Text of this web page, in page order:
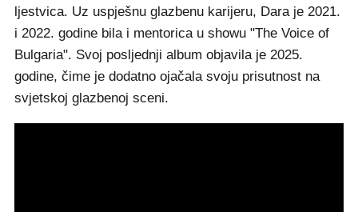
ljestvica. Uz uspješnu glazbenu karijeru, Dara je 2021.
i 2022. godine bila i mentorica u showu "The Voice of
Bulgaria". Svoj posljednji album objavila je 2025.
godine, čime je dodatno ojačala svoju prisutnost na
svjetskoj glazbenoj sceni.